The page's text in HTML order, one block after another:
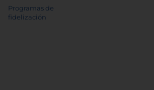
Programas de
fidelización